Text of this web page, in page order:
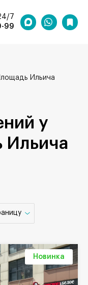
99
7
Ильича
у
Ильича
Новинка